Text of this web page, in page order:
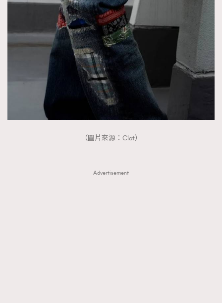
（圖片來源：Clot）
Advertisement